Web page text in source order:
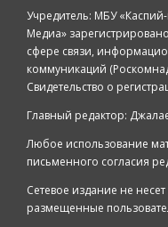
Учредитель: МБУ
Медиа»
сфере связи,
коммуникаций
Свидетельство о
Главный редактор:
Любое использование
письменного согласия
Сетевое издание не
размещенные